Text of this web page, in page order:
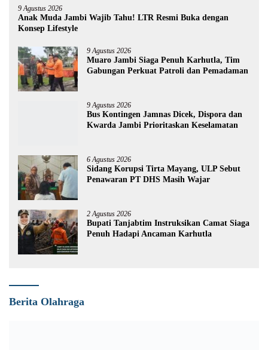
9 Agustus 2026
Anak Muda Jambi Wajib Tahu! LTR Resmi Buka dengan
Konsep Lifestyle
9 Agustus 2026
Muaro Jambi Siaga Penuh Karhutla, Tim
Gabungan Perkuat Patroli dan Pemadaman
9 Agustus 2026
Bus Kontingen Jamnas Dicek, Dispora dan
Kwarda Jambi Prioritaskan Keselamatan
6 Agustus 2026
Sidang Korupsi Tirta Mayang, ULP Sebut
Penawaran PT DHS Masih Wajar
2 Agustus 2026
Bupati Tanjabtim Instruksikan Camat Siaga
Penuh Hadapi Ancaman Karhutla
Berita Olahraga